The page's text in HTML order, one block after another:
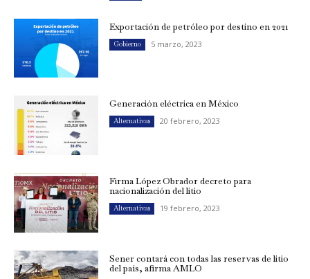
Exportación de petróleo por destino en 2021
Gobierno 5 marzo, 2023
Generación eléctrica en México
Alternativas 20 febrero, 2023
Firma López Obrador decreto para
nacionalización del litio
Alternativas 19 febrero, 2023
Sener contará con todas las reservas de litio
del país, afirma AMLO